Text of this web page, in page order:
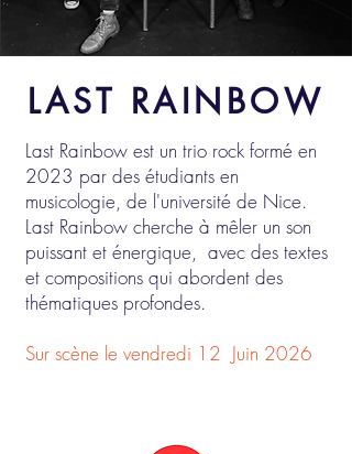
LAST RAINBOW
Last Rainbow est un trio rock formé en
2023 par des étudiants en
musicologie, de l'université de Nice.
Last Rainbow cherche à mêler un son
puissant et énergique, avec des textes
et compositions qui abordent des
thématiques profondes.
Sur scène le vendredi 12 Juin 2026